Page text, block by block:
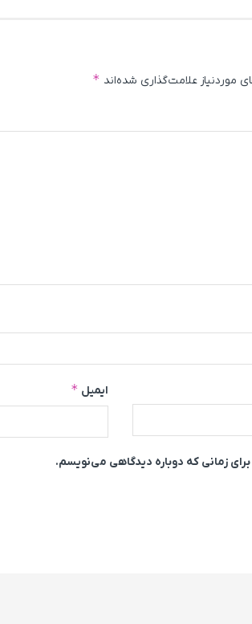
موردنیاز علامت‌گذاری شده‌اند *
ایمیل *
زمانی که دوباره دیدگاهی می‌نویسم.